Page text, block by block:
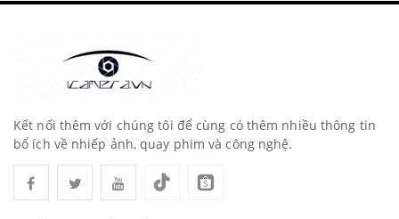
Kết nối thêm với chúng tôi để cùng có thêm nhiều thông tin
bổ ích về nhiếp ảnh, quay phim và công nghệ.